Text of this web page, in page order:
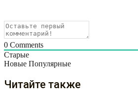
0 Comments
Старые
Новые Популярные
Читайте также